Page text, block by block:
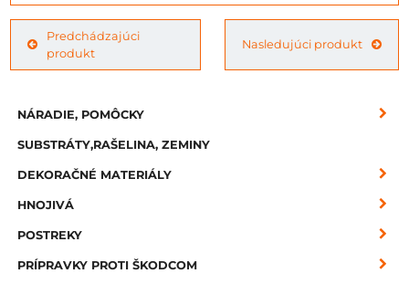
Predchádzajúci
produkt
Nasledujúci produkt
NÁRADIE, POMÔCKY
SUBSTRÁTY,RAŠELINA, ZEMINY
DEKORAČNÉ MATERIÁLY
HNOJIVÁ
POSTREKY
PRÍPRAVKY PROTI ŠKODCOM